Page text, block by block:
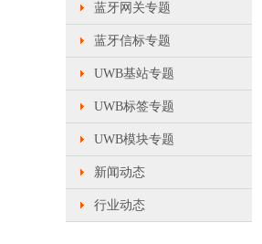
蓝牙网关专题
蓝牙信标专题
UWB基站专题
UWB标签专题
UWB模块专题
新闻动态
行业动态